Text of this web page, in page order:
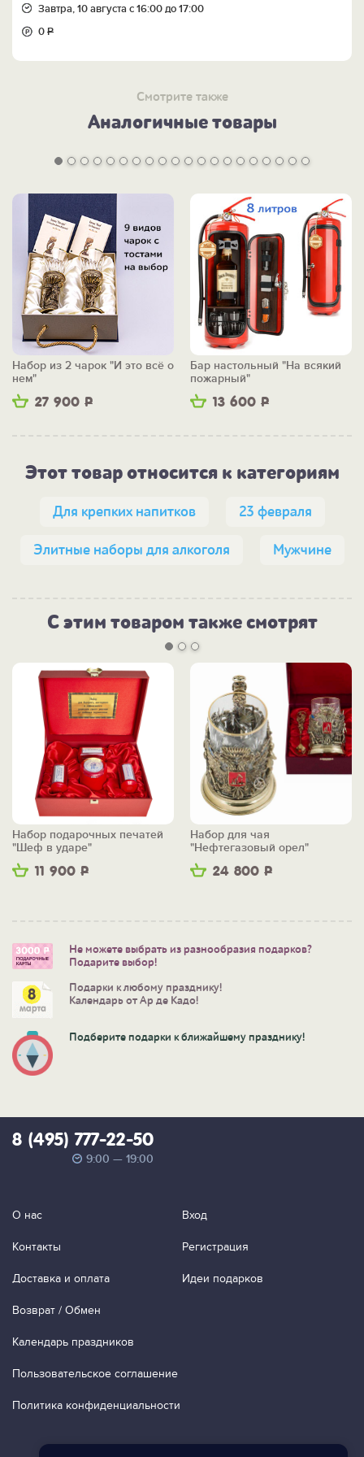
Завтра, 10 августа с 16:00 до 17:00
0Р
Смотрите также
Аналогичные товары
27 900 Р
Набор из 2 чарок "И это всё о
нем"
13 600 Р
Бар настольный "На всякий
пожарный"
Этот товар относится к категориям
Для крепких напитков 23 февраля
Элитные наборы для алкоголя Мужчине
С этим товаром также смотрят
11 900 Р
Набор подарочных печатей
"Шеф в ударе"
24 800 Р
Набор для чая
"Нефтегазовый орел"
Не можете выбрать из разнообразия подарков?
Подарите выбор!
Подарки к любому празднику!
Календарь от Ар де Кадо!
Подберите подарки к ближайшему празднику!
8 (495) 777-22-50
9:00 — 19:00
О нас
Контакты
Доставка и оплата
Возврат / Обмен
Календарь праздников
Пользовательское соглашение
Политика конфиденциальности
Вход
Регистрация
Идеи подарков